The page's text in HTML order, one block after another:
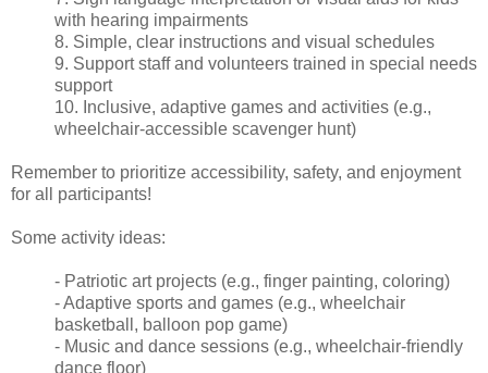
with hearing impairments
8. Simple, clear instructions and visual schedules
9. Support staff and volunteers trained in special needs
support
10. Inclusive, adaptive games and activities (e.g.,
wheelchair-accessible scavenger hunt)
Remember to prioritize accessibility, safety, and enjoyment
for all participants!
Some activity ideas:
- Patriotic art projects (e.g., finger painting, coloring)
- Adaptive sports and games (e.g., wheelchair
basketball, balloon pop game)
- Music and dance sessions (e.g., wheelchair-friendly
dance floor)